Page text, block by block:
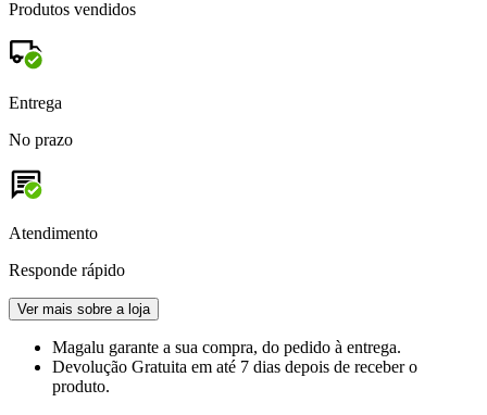
Produtos vendidos
Entrega
No prazo
Atendimento
Responde rápido
Ver mais sobre a loja
Magalu garante a sua compra, do pedido à entrega.
Devolução Gratuita em até 7 dias depois de receber o
produto.